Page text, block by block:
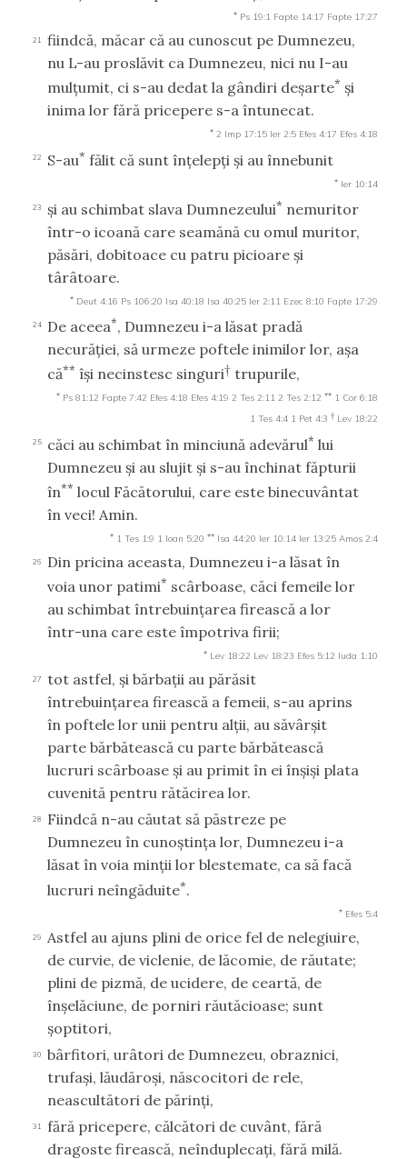
* Ps 19:1 Fapte 14:17 Fapte 17:27
21
fiindcă, măcar că au cunoscut pe Dumnezeu,
nu L-au proslăvit ca Dumnezeu, nici nu I-au
mulţumit, ci s-au dedat la gândiri deşarte* şi
inima lor fără pricepere s-a întunecat.
* 2 Imp 17:15 Ier 2:5 Efes 4:17 Efes 4:18
22 S-au* fălit că sunt înţelepţi şi au înnebunit
* Ier 10:14
23 şi au schimbat slava Dumnezeului* nemuritor
într-o icoană care seamănă cu omul muritor,
păsări, dobitoace cu patru picioare şi
târâtoare.
* Deut 4:16 Ps 106:20 Isa 40:18 Isa 40:25 Ier 2:11 Ezec 8:10 Fapte 17:29
24 De aceea*, Dumnezeu i-a lăsat pradă
necurăţiei, să urmeze poftele inimilor lor, aşa
că** îşi necinstesc singuri† trupurile,
* Ps 81:12 Fapte 7:42 Efes 4:18 Efes 4:19 2 Tes 2:11 2 Tes 2:12 ** 1 Cor 6:18
1 Tes 4:4 1 Pet 4:3 † Lev 18:22
25 căci au schimbat în minciună adevărul* lui
Dumnezeu şi au slujit şi s-au închinat făpturii
în** locul Făcătorului, care este binecuvântat
în veci! Amin.
* 1 Tes 1:9 1 Ioan 5:20 ** Isa 44:20 Ier 10:14 Ier 13:25 Amos 2:4
26
Din pricina aceasta, Dumnezeu i-a lăsat în
voia unor patimi* scârboase, căci femeile lor
au schimbat întrebuinţarea firească a lor
într-una care este împotriva firii;
* Lev 18:22 Lev 18:23 Efes 5:12 Iuda 1:10
27
tot astfel, şi bărbaţii au părăsit
întrebuinţarea firească a femeii, s-au aprins
în poftele lor unii pentru alţii, au săvârşit
parte bărbătească cu parte bărbătească
lucruri scârboase şi au primit în ei înşişi plata
cuvenită pentru rătăcirea lor.
28
Fiindcă n-au căutat să păstreze pe
Dumnezeu în cunoştinţa lor, Dumnezeu i-a
lăsat în voia minţii lor blestemate, ca să facă
lucruri neîngăduite*.
* Efes 5:4
29
Astfel au ajuns plini de orice fel de nelegiuire,
de curvie, de viclenie, de lăcomie, de răutate;
plini de pizmă, de ucidere, de ceartă, de
înşelăciune, de porniri răutăcioase; sunt
şoptitori,
30
bârfitori, urâtori de Dumnezeu, obraznici,
trufaşi, lăudăroşi, născocitori de rele,
neascultători de părinţi,
31
fără pricepere, călcători de cuvânt, fără
dragoste firească, neînduplecaţi, fără milă.